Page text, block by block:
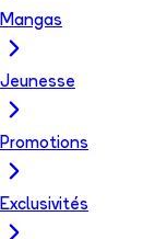
Mangas
Jeunesse
Promotions
Exclusivités